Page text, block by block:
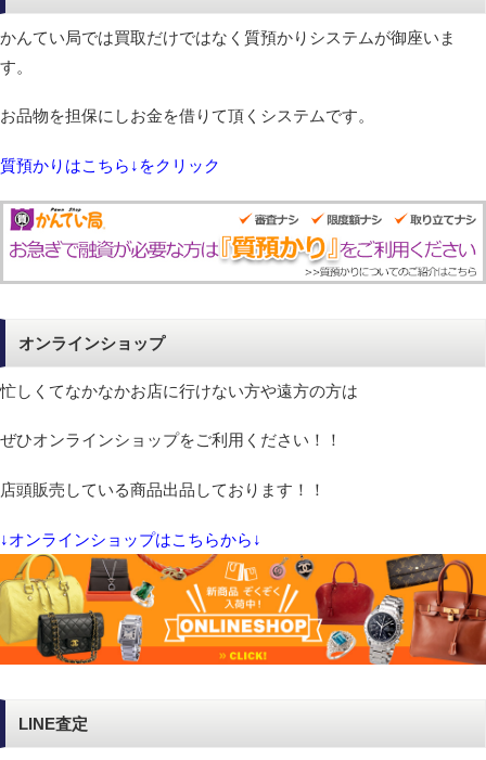
かんてい局では買取だけではなく質預かりシステムが御座いま
す。
お品物を担保にしお金を借りて頂くシステムです。
質預かりはこちら↓をクリック
オンラインショップ
忙しくてなかなかお店に行けない方や遠方の方は
ぜひオンラインショップをご利用ください！！
店頭販売している商品出品しております！！
↓オンラインショップはこちらから↓
LINE査定